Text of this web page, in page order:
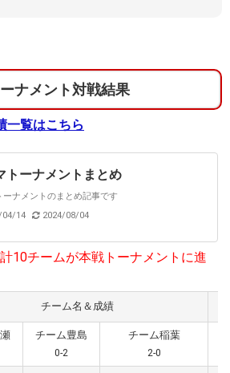
ナメント対戦結果
一覧はこちら
トーナメントまとめ
ーナメントのまとめ記事です
04/14
2024/08/04
10チームが本戦トーナメントに進
チーム名＆成績
チーム豊島
0-2
チーム稲葉
2-0